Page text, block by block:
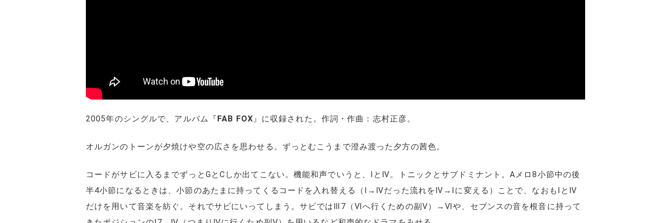
2005年のシングルで、アルバム『 FAB FOX』に収録された。作詞・作曲：志村正彦。
オルガンのトーンが夕焼けや空の広さを思わせる。ずっとむこうまで澄み渡った夕方の茜色。
コードがサビに入るまでずっとGとCしか出てこない。機能和声でいうと、ⅠとⅣ。トニックとサブドミナント。Aメロ8小節中の後
半4小節になるときは、小節のあたまに持ってくるコードを入れ替える（Ⅰ→Ⅳだった流れをⅣ→Ⅰに変える）ことで、なおもⅠとⅣ
だけを用いて音楽を紡ぐ。それでサビにいってしまう。サビではⅢ7（Ⅵへ行くための副Ⅴ）→Ⅵや、セブンスの音を根音に持って